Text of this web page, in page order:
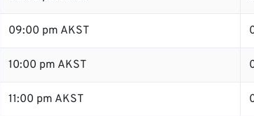
09:00 pm AKST
10:00 pm AKST
11:00 pm AKST